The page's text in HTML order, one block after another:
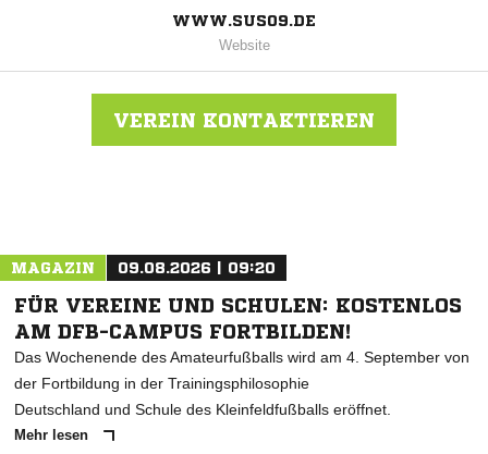
WWW.SUS09.DE
Website
VEREIN KONTAKTIEREN
MAGAZIN 09.08.2026 | 09:20
FÜR VEREINE UND SCHULEN: KOSTENLOS
AM DFB-CAMPUS FORTBILDEN!
Das Wochenende des Amateurfußballs wird am 4. September von
der Fortbildung in der Trainingsphilosophie
Deutschland und Schule des Kleinfeldfußballs eröffnet.
Mehr lesen